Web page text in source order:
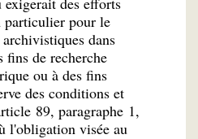
particulier pour le
dans
de recherche
ou à des fins
des conditions et
89, paragraphe 1,
l'obligation visée au